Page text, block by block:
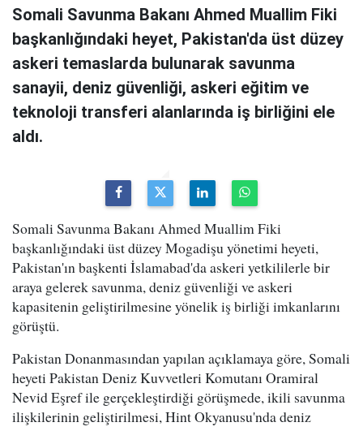
Somali Savunma Bakanı Ahmed Muallim Fiki
başkanlığındaki heyet, Pakistan'da üst düzey
askeri temaslarda bulunarak savunma
sanayii, deniz güvenliği, askeri eğitim ve
teknoloji transferi alanlarında iş birliğini ele
aldı.
Somali Savunma Bakanı Ahmed Muallim Fiki
başkanlığındaki üst düzey Mogadişu yönetimi heyeti,
Pakistan'ın başkenti İslamabad'da askeri yetkililerle bir
araya gelerek savunma, deniz güvenliği ve askeri
kapasitenin geliştirilmesine yönelik iş birliği imkanlarını
görüştü.
Pakistan Donanmasından yapılan açıklamaya göre, Somali
heyeti Pakistan Deniz Kuvvetleri Komutanı Oramiral
Nevid Eşref ile gerçekleştirdiği görüşmede, ikili savunma
ilişkilerinin geliştirilmesi, Hint Okyanusu'nda deniz